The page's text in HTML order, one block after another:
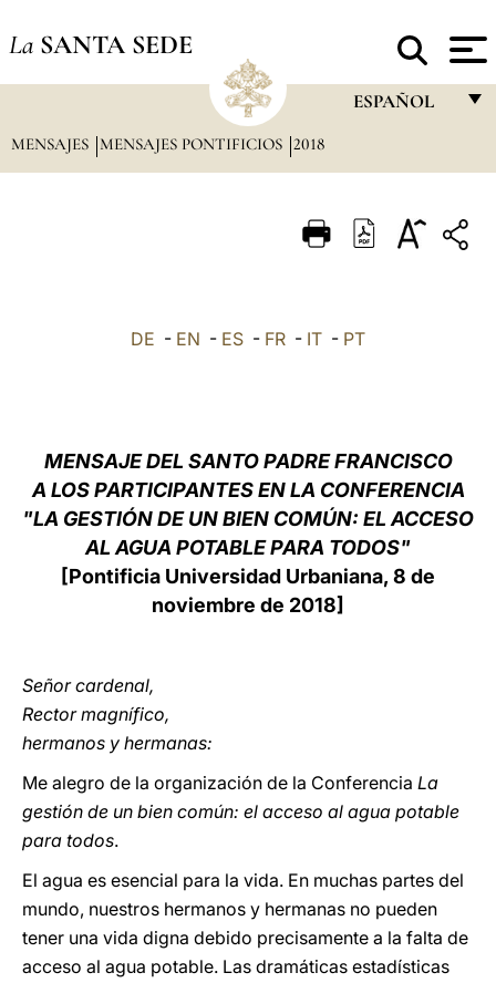
La SANTA SEDE
ESPAÑOL
ITALIANO
中文
LATINE
MENSAJES MENSAJES PONTIFICIOS 2018
DE - EN - ES - FR - IT - PT
MENSAJE DEL SANTO PADRE FRANCISCO
A LOS PARTICIPANTES EN LA CONFERENCIA
"LA GESTIÓN DE UN BIEN COMÚN: EL ACCESO
AL AGUA POTABLE PARA TODOS"
[Pontificia Universidad Urbaniana, 8 de
noviembre de 2018]
Señor cardenal,
Rector magnífico,
hermanos y hermanas:
Me alegro de la organización de la Conferencia La
gestión de un bien común: el acceso al agua potable
para todos.
El agua es esencial para la vida. En muchas partes del
mundo, nuestros hermanos y hermanas no pueden
tener una vida digna debido precisamente a la falta de
acceso al agua potable. Las dramáticas estadísticas